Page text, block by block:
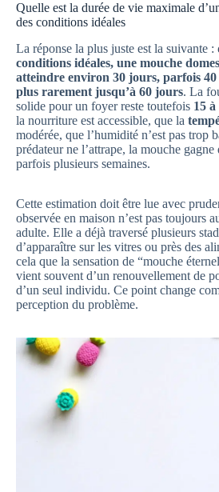
Quelle est la durée de vie maximale
des conditions idéales
La réponse la plus juste est la suivante :
conditions idéales, une mouche
atteindre environ 30 jours, parfois 40
plus rarement jusqu’à 60 jours. La
solide pour un foyer reste toutefois 15
la nourriture est accessible, que la
modérée, que l’humidité n’est pas trop
prédateur ne l’attrape, la mouche gagne
parfois plusieurs semaines.
Cette estimation doit être lue avec
observée en maison n’est pas toujours
adulte. Elle a déjà traversé plusieurs
d’apparaître sur les vitres ou près des
cela que la sensation de “mouche
vient souvent d’un renouvellement de
d’un seul individu. Ce point change
perception du problème.